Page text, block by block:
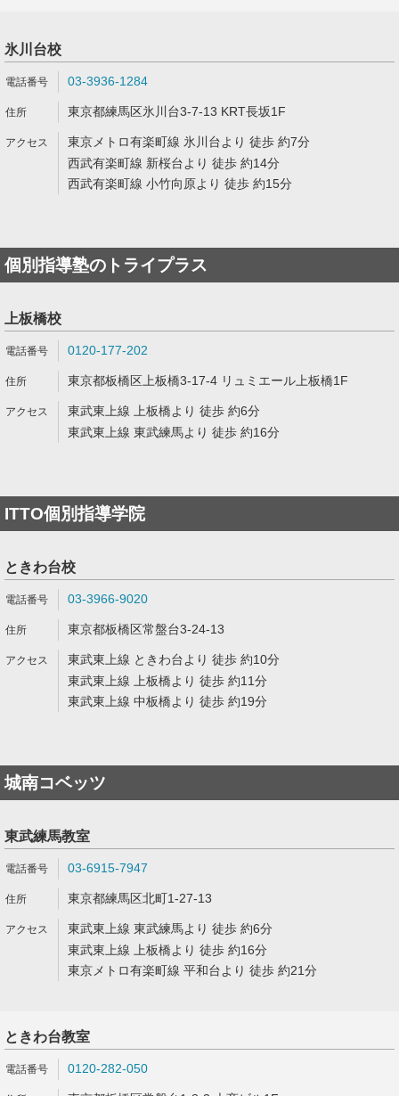
氷川台校
03-3936-1284
東京都練馬区氷川台3-7-13 KRT長坂1F
東京メトロ有楽町線 氷川台より 徒歩 約7分
西武有楽町線 新桜台より 徒歩 約14分
西武有楽町線 小竹向原より 徒歩 約15分
個別指導塾のトライプラス
上板橋校
0120-177-202
東京都板橋区上板橋3-17-4 リュミエール上板橋1F
東武東上線 上板橋より 徒歩 約6分
東武東上線 東武練馬より 徒歩 約16分
ITTO個別指導学院
ときわ台校
03-3966-9020
東京都板橋区常盤台3-24-13
東武東上線 ときわ台より 徒歩 約10分
東武東上線 上板橋より 徒歩 約11分
東武東上線 中板橋より 徒歩 約19分
城南コベッツ
東武練馬教室
03-6915-7947
東京都練馬区北町1-27-13
東武東上線 東武練馬より 徒歩 約6分
東武東上線 上板橋より 徒歩 約16分
東京メトロ有楽町線 平和台より 徒歩 約21分
ときわ台教室
0120-282-050